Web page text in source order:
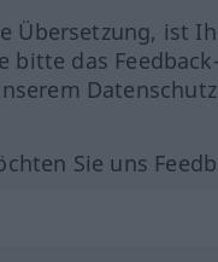
Übersetzung, ist
bitte das
Sie uns